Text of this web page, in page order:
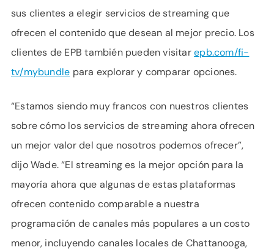
sus clientes a elegir servicios de streaming que
ofrecen el contenido que desean al mejor precio. Los
clientes de EPB también pueden visitarepb.com/fi-
tv/mybundle para explorar y comparar opciones.
“Estamos siendo muy francos con nuestros clientes
sobre cómo los servicios de streaming ahora ofrecen
un mejor valor del que nosotros podemos ofrecer”,
dijo Wade. “El streaming es la mejor opción para la
mayoría ahora que algunas de estas plataformas
ofrecen contenido comparable a nuestra
programación de canales más populares a un costo
menor, incluyendo canales locales de Chattanooga,